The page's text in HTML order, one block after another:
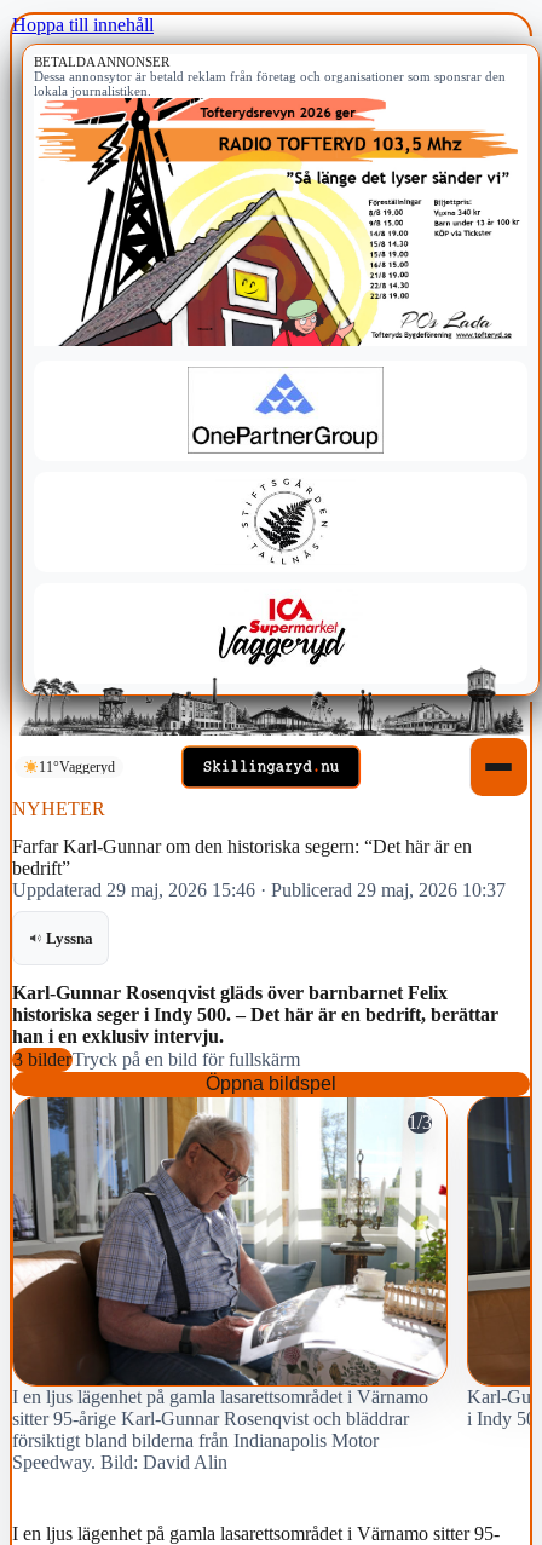
Hoppa till innehåll
BETALDA ANNONSER
Dessa annonsytor är betald reklam från företag och organisationer som sponsrar den
lokala journalistiken.
11°Vaggeryd
NYHETER
Farfar Karl-Gunnar om den historiska segern: “Det här är en
bedrift”
Uppdaterad 29 maj, 2026 15:46 · Publicerad 29 maj, 2026 10:37
Lyssna
Karl-Gunnar Rosenqvist gläds över barnbarnet Felix
historiska seger i Indy 500. – Det här är en bedrift, berättar
han i en exklusiv intervju.
3 bilderTryck på en bild för fullskärm
Öppna bildspel
1/3
I en ljus lägenhet på gamla lasarettsområdet i Värnamo
sitter 95-årige Karl-Gunnar Rosenqvist och bläddrar
försiktigt bland bilderna från Indianapolis Motor
Speedway. Bild: David Alin
Karl-
i Indy
I en ljus lägenhet på gamla lasarettsområdet i Värnamo sitter 95-